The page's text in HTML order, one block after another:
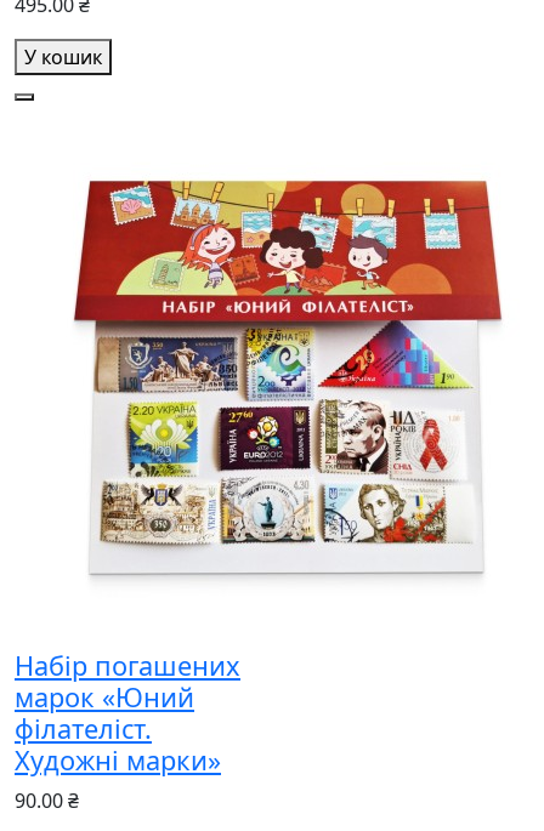
У кошик
Набір погашених
марок «Юний
філателіст.
Художні марки»
90.00 ₴